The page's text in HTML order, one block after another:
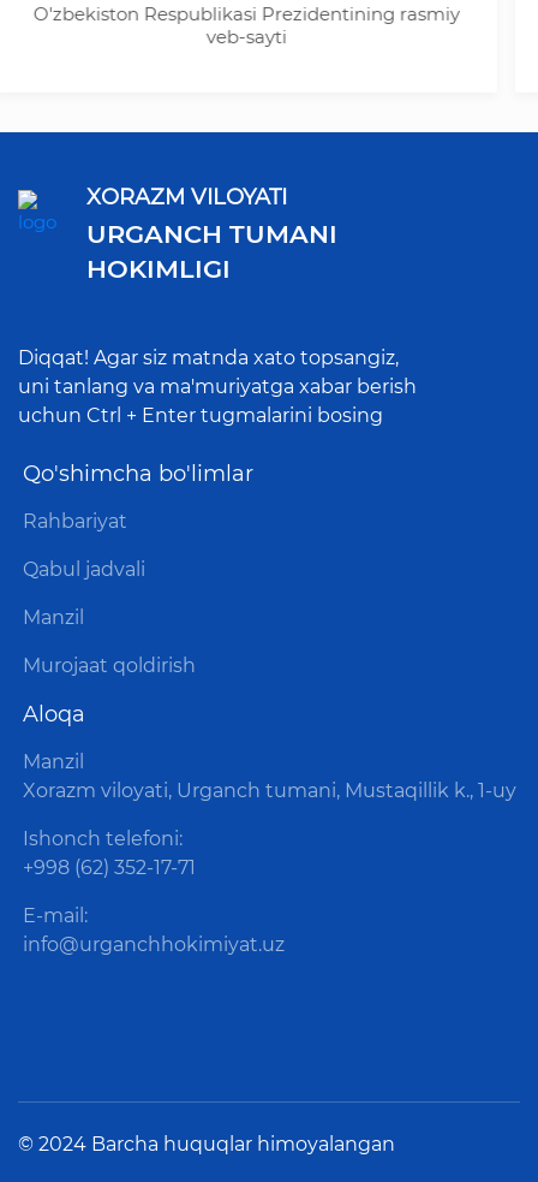
Respublikasi Prezidentining rasmiy
veb-sayti
XORAZM VILOYATI
URGANCH TUMANI
HOKIMLIGI
Diqqat! Agar siz matnda xato topsangiz,
uni tanlang va ma'muriyatga xabar berish
uchun Ctrl + Enter tugmalarini bosing
Qo'shimcha bo'limlar
Rahbariyat
Qabul jadvali
Manzil
Murojaat qoldirish
Aloqa
Manzil
Xorazm viloyati, Urganch tumani, Mustaqillik k., 1-uy
Ishonch telefoni:
+998 (62) 352-17-71
E-mail:
info@urganchhokimiyat.uz
© 2024 Barcha huquqlar himoyalangan